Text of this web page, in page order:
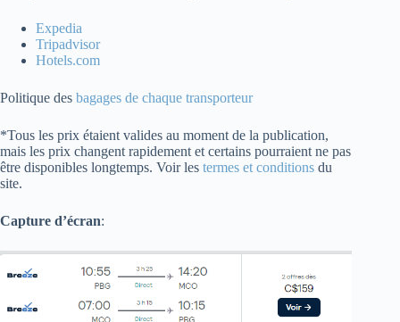
Expedia
Tripadvisor
Hotels.com
Politique des bagages de chaque transporteur
*Tous les prix étaient valides au moment de la publication,
mais les prix changent rapidement et certains pourraient ne pas
être disponibles longtemps. Voir les termes et conditions du
site.
Capture d’écran: